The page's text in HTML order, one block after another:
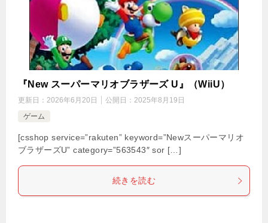
『New スーパーマリオブラザーズ U』（WiiU）
更新日： 2026年6月20日 公開日： 2025年8月19日
ゲーム
[csshop service=”rakuten” keyword=”Newスーパーマリオ
ブラザーズU” category=”563543″ sor […]
続きを読む